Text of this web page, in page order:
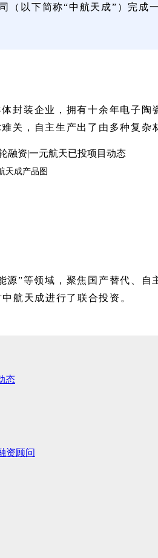
以下简称“中航天成”）完成
封装企业，拥有十余年电子
关，自主生产出了由多种复
天成产品图
”等领域，聚焦国产替代、
航天成进行了联合投资。
态
资顾问